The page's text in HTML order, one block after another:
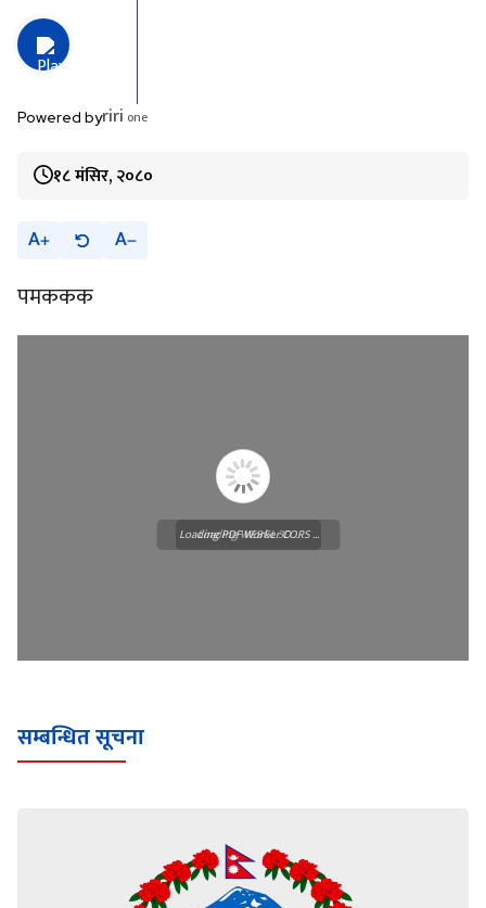
Powered byriri one
१८ मंसिर, २०८०
A A
पमककक
Loading WEBGL 3D ...
Loading PDF Worker CORS ...
सम्बन्धित सूचना